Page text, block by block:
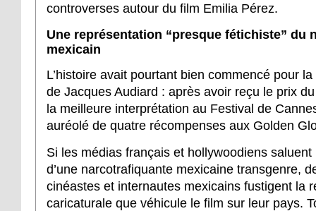
controverses autour du film Emilia Pérez.
Une représentation “presque fétichiste” du
mexicain
L’histoire avait pourtant bien commencé pour
de Jacques Audiard : après avoir reçu le prix
la meilleure interprétation au Festival de
auréolé de quatre récompenses aux Golden
Si les médias français et hollywoodiens
d’une narcotrafiquante mexicaine transgenre,
cinéastes et internautes mexicains fustigent la
caricaturale que véhicule le film sur leur pays.